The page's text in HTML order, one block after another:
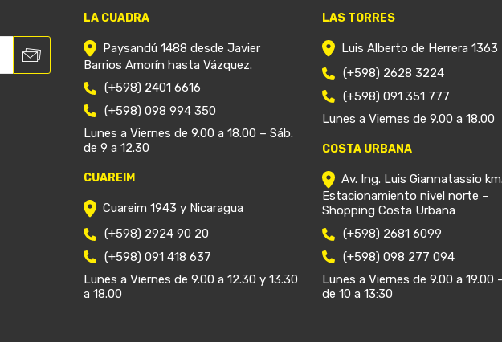
LA CUADRA
Paysandú 1488 desde Javier
Barrios Amorín hasta Vázquez.
(+598) 2401 6616
(+598) 098 994 350
Lunes a Viernes de 9.00 a 18.00 – Sáb.
de 9 a 12.30
CUAREIM
Cuareim 1943 y Nicaragua
(+598) 2924 90 20
(+598) 091 418 637
Lunes a Viernes de 9.00 a 12.30 y 13.30
a 18.00
LAS TORRES
Luis Alberto de Herrera 1363
(+598) 2628 3224
(+598) 091 351 777
Lunes a Viernes de 9.00 a 18.00
COSTA URBANA
Av. Ing. Luis Giannatassio
Estacionamiento nivel norte –
Shopping Costa Urbana
(+598) 2681 6099
(+598) 098 277 094
Lunes a Viernes de 9.00 a 19.00
de 10 a 13:30